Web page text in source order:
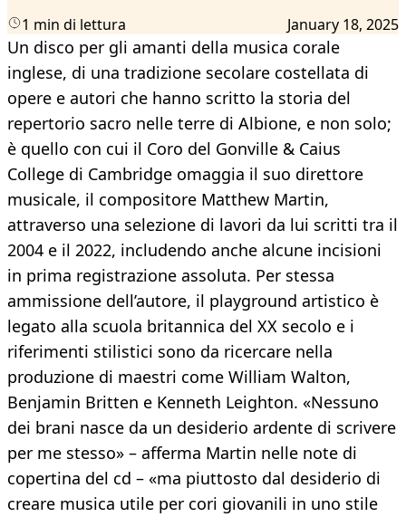
1 min di lettura January 18, 2025
Un disco per gli amanti della musica corale
inglese, di una tradizione secolare costellata di
opere e autori che hanno scritto la storia del
repertorio sacro nelle terre di Albione, e non solo;
è quello con cui il Coro del Gonville & Caius
College di Cambridge omaggia il suo direttore
musicale, il compositore Matthew Martin,
attraverso una selezione di lavori da lui scritti tra il
2004 e il 2022, includendo anche alcune incisioni
in prima registrazione assoluta. Per stessa
ammissione dell’autore, il playground artistico è
legato alla scuola britannica del XX secolo e i
riferimenti stilistici sono da ricercare nella
produzione di maestri come William Walton,
Benjamin Britten e Kenneth Leighton. «Nessuno
dei brani nasce da un desiderio ardente di scrivere
per me stesso» – afferma Martin nelle note di
copertina del cd – «ma piuttosto dal desiderio di
creare musica utile per cori giovanili in uno stile